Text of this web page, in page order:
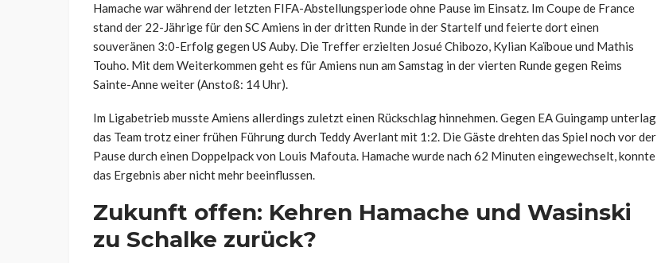
Hamache war während der letzten FIFA-Abstellungsperiode ohne Pause im Einsatz. Im Coupe de France
stand der 22-Jährige für den SC Amiens in der dritten Runde in der Startelf und feierte dort einen
souveränen 3:0-Erfolg gegen US Auby. Die Treffer erzielten Josué Chibozo, Kylian Kaïboue und Mathis
Touho. Mit dem Weiterkommen geht es für Amiens nun am Samstag in der vierten Runde gegen Reims
Sainte-Anne weiter (Anstoß: 14 Uhr).
Im Ligabetrieb musste Amiens allerdings zuletzt einen Rückschlag hinnehmen. Gegen EA Guingamp unterlag
das Team trotz einer frühen Führung durch Teddy Averlant mit 1:2. Die Gäste drehten das Spiel noch vor der
Pause durch einen Doppelpack von Louis Mafouta. Hamache wurde nach 62 Minuten eingewechselt, konnte
das Ergebnis aber nicht mehr beeinflussen.
Zukunft offen: Kehren Hamache und Wasinski
zu Schalke zurück?